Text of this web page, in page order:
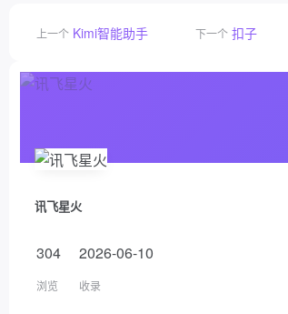
上一个 Kimi智能助手 下一个 扣子
讯飞星火
304
浏览
2026-06-10
收录